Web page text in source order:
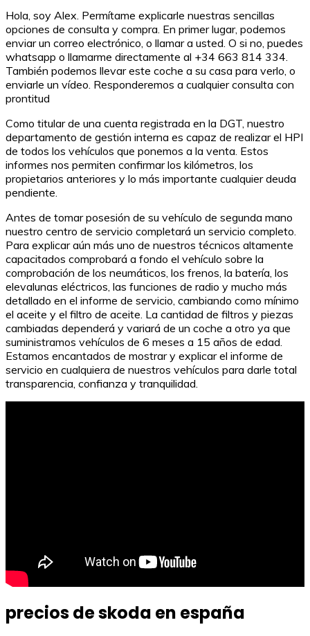
Hola, soy Alex. Permítame explicarle nuestras sencillas
opciones de consulta y compra. En primer lugar, podemos
enviar un correo electrónico, o llamar a usted. O si no, puedes
whatsapp o llamarme directamente al +34 663 814 334.
También podemos llevar este coche a su casa para verlo, o
enviarle un vídeo. Responderemos a cualquier consulta con
prontitud
Como titular de una cuenta registrada en la DGT, nuestro
departamento de gestión interna es capaz de realizar el HPI
de todos los vehículos que ponemos a la venta. Estos
informes nos permiten confirmar los kilómetros, los
propietarios anteriores y lo más importante cualquier deuda
pendiente.
Antes de tomar posesión de su vehículo de segunda mano
nuestro centro de servicio completará un servicio completo.
Para explicar aún más uno de nuestros técnicos altamente
capacitados comprobará a fondo el vehículo sobre la
comprobación de los neumáticos, los frenos, la batería, los
elevalunas eléctricos, las funciones de radio y mucho más
detallado en el informe de servicio, cambiando como mínimo
el aceite y el filtro de aceite. La cantidad de filtros y piezas
cambiadas dependerá y variará de un coche a otro ya que
suministramos vehículos de 6 meses a 15 años de edad.
Estamos encantados de mostrar y explicar el informe de
servicio en cualquiera de nuestros vehículos para darle total
transparencia, confianza y tranquilidad.
precios de skoda en españa